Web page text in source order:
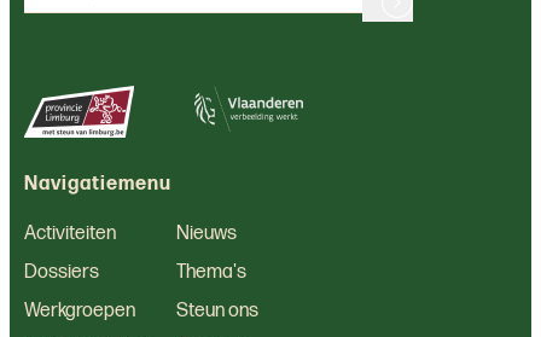
Navigatiemenu
Activiteiten
Nieuws
Dossiers
Thema's
Werkgroepen
Steun ons